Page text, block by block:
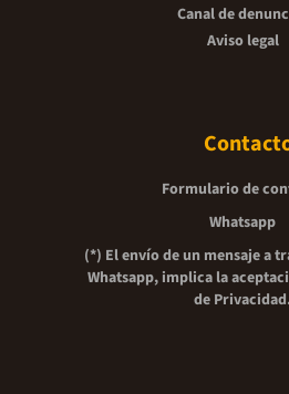
Canal de
Aviso legal
Formulario de
Whatsapp
(*) El envío de un mensaje a
Whatsapp, implica la
de